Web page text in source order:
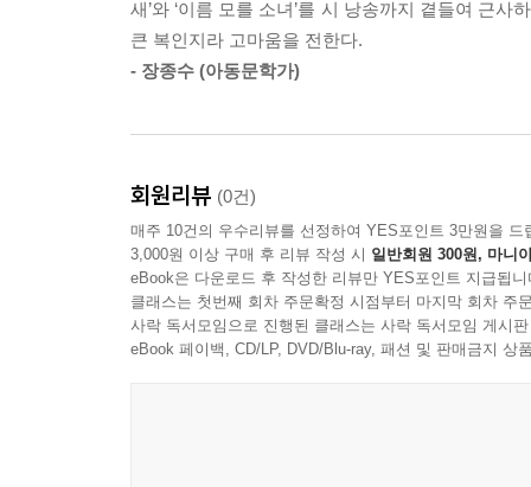
웃자구요
고기 잘 굽는 사람
속죄
청량리 블루스
할매 망가진 구두
아름다운 별
세월
새’와 ‘이름 모를 소녀’를 시 낭송까지 곁들여 근
큰 복인지라 고마움을 전한다.
- 장종수 (아동문학가)
회원리뷰 (0건)
매주 10건의 우수리뷰를 선정하여 YES포인트 3만원을 드
3,000원 이상 구매 후 리뷰 작성 시 일반회원 300원, 마니
eBook은 다운로드 후 작성한 리뷰만 YES포인트 지급됩니
클래스는 첫번째 회차 주문확정 시점부터 마지막 회차 주
사락 독서모임으로 진행된 클래스는 사락 독서모임 게시
eBook 페이백, CD/LP, DVD/Blu-ray, 패션 및 판매금지 상